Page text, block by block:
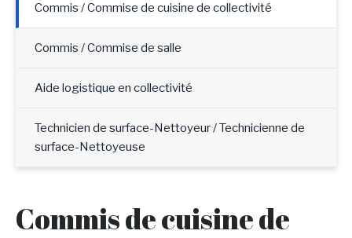
Commis / Commise de cuisine de collectivité
Commis / Commise de salle
Aide logistique en collectivité
Technicien de surface-Nettoyeur / Technicienne de
surface-Nettoyeuse
Commis de cuisine de